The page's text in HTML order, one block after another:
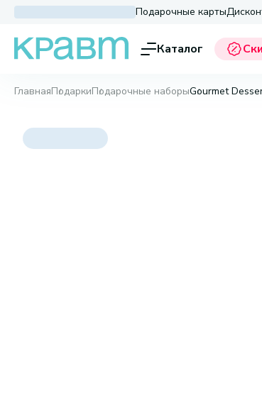
Подарочные карты
Каталог
ГлавнаяПодаркиПодарочные наборыGourmet